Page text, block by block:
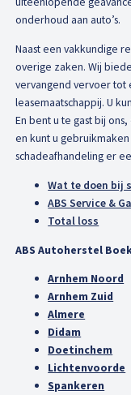
onderhoud aan auto’s.
Naast een vakkundige
overige zaken. Wij
vervangend vervoer
leasemaatschappij. U
En bent u te gast bij
en kunt u gebruikmaken
schadeafhandeling er
Wat te doen bij
ABS Service &
Total loss
ABS Autoherstel
Arnhem Noord
Arnhem Zuid
Almere
Didam
Doetinchem
Lichtenvoorde
Spankeren